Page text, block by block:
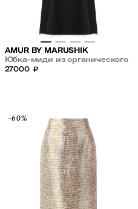
AMUR BY MARUSHIK
Юбка-миди из органического
хлопка
27000 ₽
-60%